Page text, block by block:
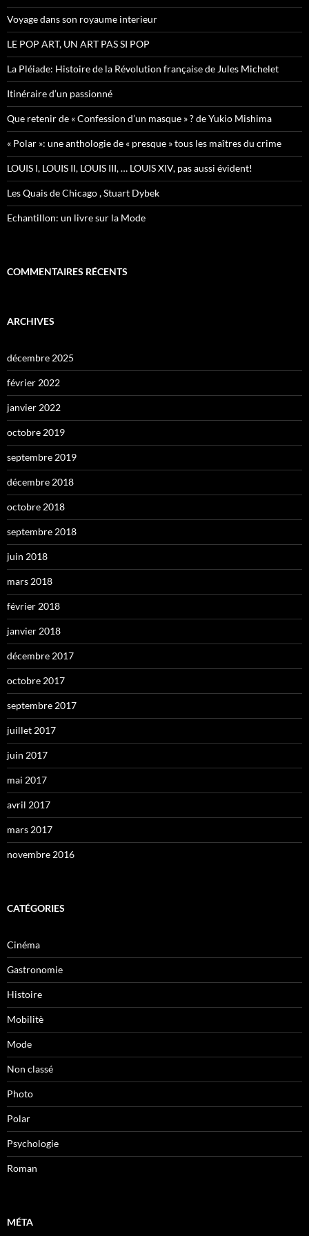
e
r
:
Voyage dans son royaume interieur
LE POP ART, UN ART PAS SI POP
La Pléiade: Histoire de la Révolution française de Jules Michelet
Itinéraire d’un passionné
Que retenir de « Confession d’un masque » ? de Yukio Mishima
« Polar »: une anthologie de « presque » tous les maîtres du crime
LOUIS I, LOUIS II, LOUIS III, … LOUIS XIV, pas aussi évident!
Les Quais de Chicago , Stuart Dybek
Echantillon: un livre sur la Mode
COMMENTAIRES RÉCENTS
ARCHIVES
décembre 2025
février 2022
janvier 2022
octobre 2019
septembre 2019
décembre 2018
octobre 2018
septembre 2018
juin 2018
mars 2018
février 2018
janvier 2018
décembre 2017
octobre 2017
septembre 2017
juillet 2017
juin 2017
mai 2017
avril 2017
mars 2017
novembre 2016
CATÉGORIES
Cinéma
Gastronomie
Histoire
Mobilitè
Mode
Non classé
Photo
Polar
Psychologie
Roman
MÉTA